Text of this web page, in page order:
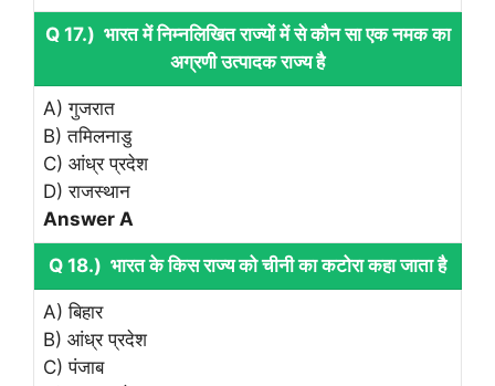
Q 17.) भारत में निम्नलिखित राज्यों में से कौन सा एक नमक का
अग्रणी उत्पादक राज्य है
A) गुजरात
B) तमिलनाडु
C) आंध्र प्रदेश
D) राजस्थान
Answer A
Q 18.) भारत के किस राज्य को चीनी का कटोरा कहा जाता है
A) बिहार
B) आंध्र प्रदेश
C) पंजाब